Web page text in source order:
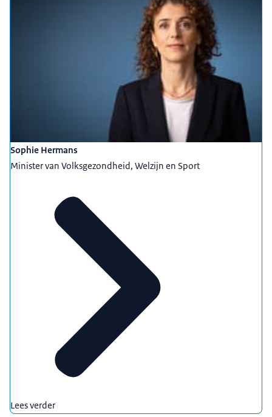
Sophie Hermans
Minister van Volksgezondheid, Welzijn en Sport
Lees verder